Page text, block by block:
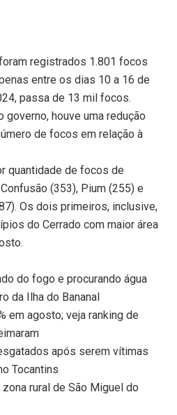
registrados 1.801 focos
entre os dias 10 a 16 de
passa de 13 mil focos.
houve uma redução
de focos em relação à
quantidade de focos de
(353), Pium (255) e
Os dois primeiros, inclusive,
do Cerrado com maior área
do fogo e procurando água
da Ilha do Bananal
em agosto; veja ranking de
após serem vítimas
Tocantins
rural de São Miguel do